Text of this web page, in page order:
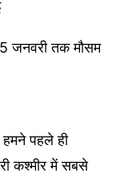
जनवरी तक मौसम
पहले ही
कश्मीर में सबसे